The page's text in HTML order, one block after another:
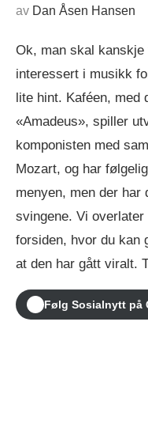
av Dan Åsen Hansen
Ok, man skal
interessert i musikk
lite hint. Kaféen, med
«Amadeus», spiller
komponisten med
Mozart, og har
menyen, men der
svingene. Vi
forsiden, hvor du kan
at den har gått viralt.
Følg Sosialnytt på